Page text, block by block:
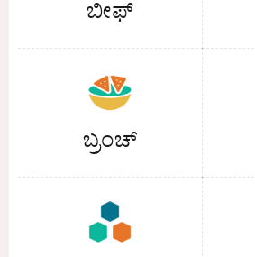
ಬೀಫ್
ಬ್ರಂಚ್